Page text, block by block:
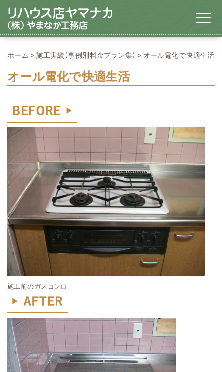
ホーム 施工実績（事例別料金プラン集） オール電化で快適生活
オール電化で快適生活
施工前のガスコンロ